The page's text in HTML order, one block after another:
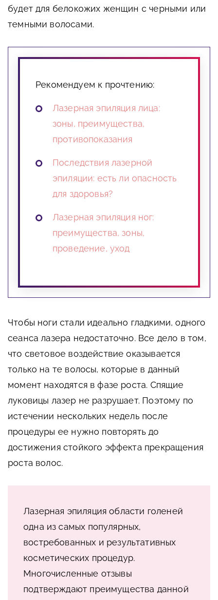
будет для белокожих женщин с черными или
темными волосами.
Рекомендуем к прочтению:
Лазерная эпиляция лица:
зоны, преимущества,
противопоказания
Последствия лазерной
эпиляции: есть ли опасность
для здоровья?
Лазерная эпиляция ног:
преимущества, зоны,
проведение, уход
Чтобы ноги стали идеально гладкими, одного
сеанса лазера недостаточно. Все дело в том,
что световое воздействие оказывается
только на те волосы, которые в данный
момент находятся в фазе роста. Спящие
луковицы лазер не разрушает. Поэтому по
истечении нескольких недель после
процедуры ее нужно повторять до
достижения стойкого эффекта прекращения
роста волос.
Лазерная эпиляция области голеней
одна из самых популярных,
востребованных и результативных
косметических процедур.
Многочисленные отзывы
подтверждают преимущества данной